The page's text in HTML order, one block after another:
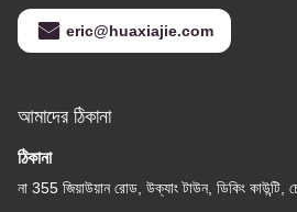
eric@huaxiajie.com
আমাদের ঠিকানা
ঠিকানা
না 355 জিয়াউয়ান রোড, উক্যাং টাউন, ডিকিং কাউন্টি,